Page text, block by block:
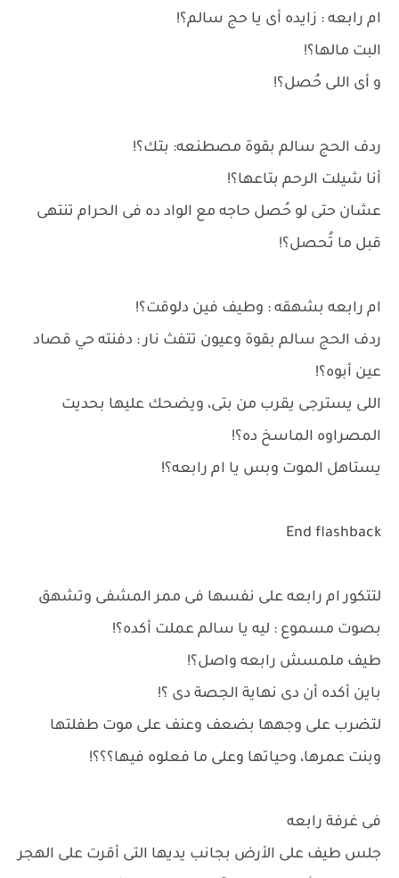
ام رابعه : زايده أى يا حج سالم؟!
البت مالها؟!
و أى اللى حُصل؟!
ردف الحج سالم بقوة مصطنعه: بتك؟!
أنا شيلت الرحم بتاعها؟!
عشان حتى لو حُصل حاجه مع الواد ده فى الحرام تنتهى
قبل ما تُحصل؟!
ام رابعه بشهقه : وطيف فين دلوقت؟!
ردف الحج سالم بقوة وعيون تتفث نار : دفنته حي قصاد
عين أبوه؟!
اللى يسترجى يقرب من بتى، ويضحك عليها بحديت
المصراوه الماسخ ده؟!
يستاهل الموت وبس يا ام رابعه؟!
End flashback
لتتكور ام رابعه على نفسها فى ممر المشفى وتشهق
بصوت مسموع : ليه يا سالم عملت أكده؟!
طيف ملمسش رابعه واصل؟!
باين أكده أن دى نهاية الجصة دى ؟!
لتضرب على وجهها بضعف وعنف على موت طفلتها
وبنت عمرها، وحياتها وعلى ما فعلوه فيها؟؟؟!
فى غرفة رابعه
جلس طيف على الأرض بجانب يديها التى أقرت على الهجر